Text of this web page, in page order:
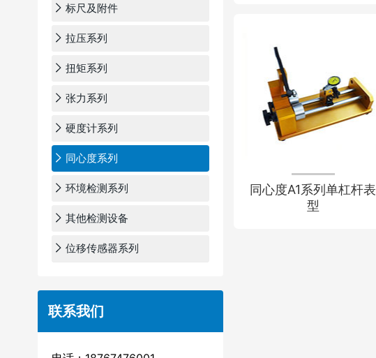
标尺及附件
拉压系列
扭矩系列
张力系列
硬度计系列
同心度系列
环境检测系列
其他检测设备
位移传感器系列
联系我们
同心度A1系列单杠杆表
型